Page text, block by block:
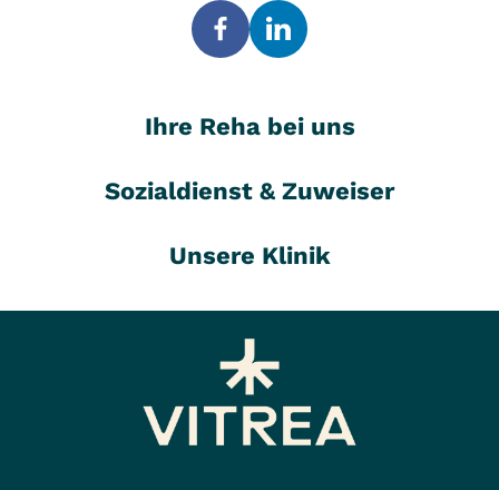
Ihre Reha bei uns
Sozialdienst & Zuweiser
Unsere Klinik